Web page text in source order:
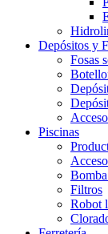
Depósitos y
Fosas
Piscinas
Filtros
Robot